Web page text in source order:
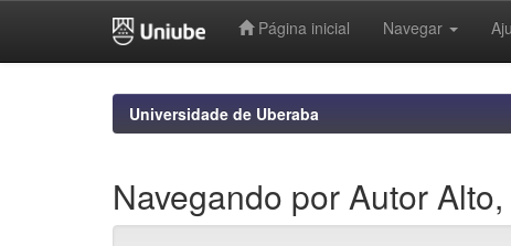
Página inicial Navegar
Universidade de Uberaba
Navegando por Autor